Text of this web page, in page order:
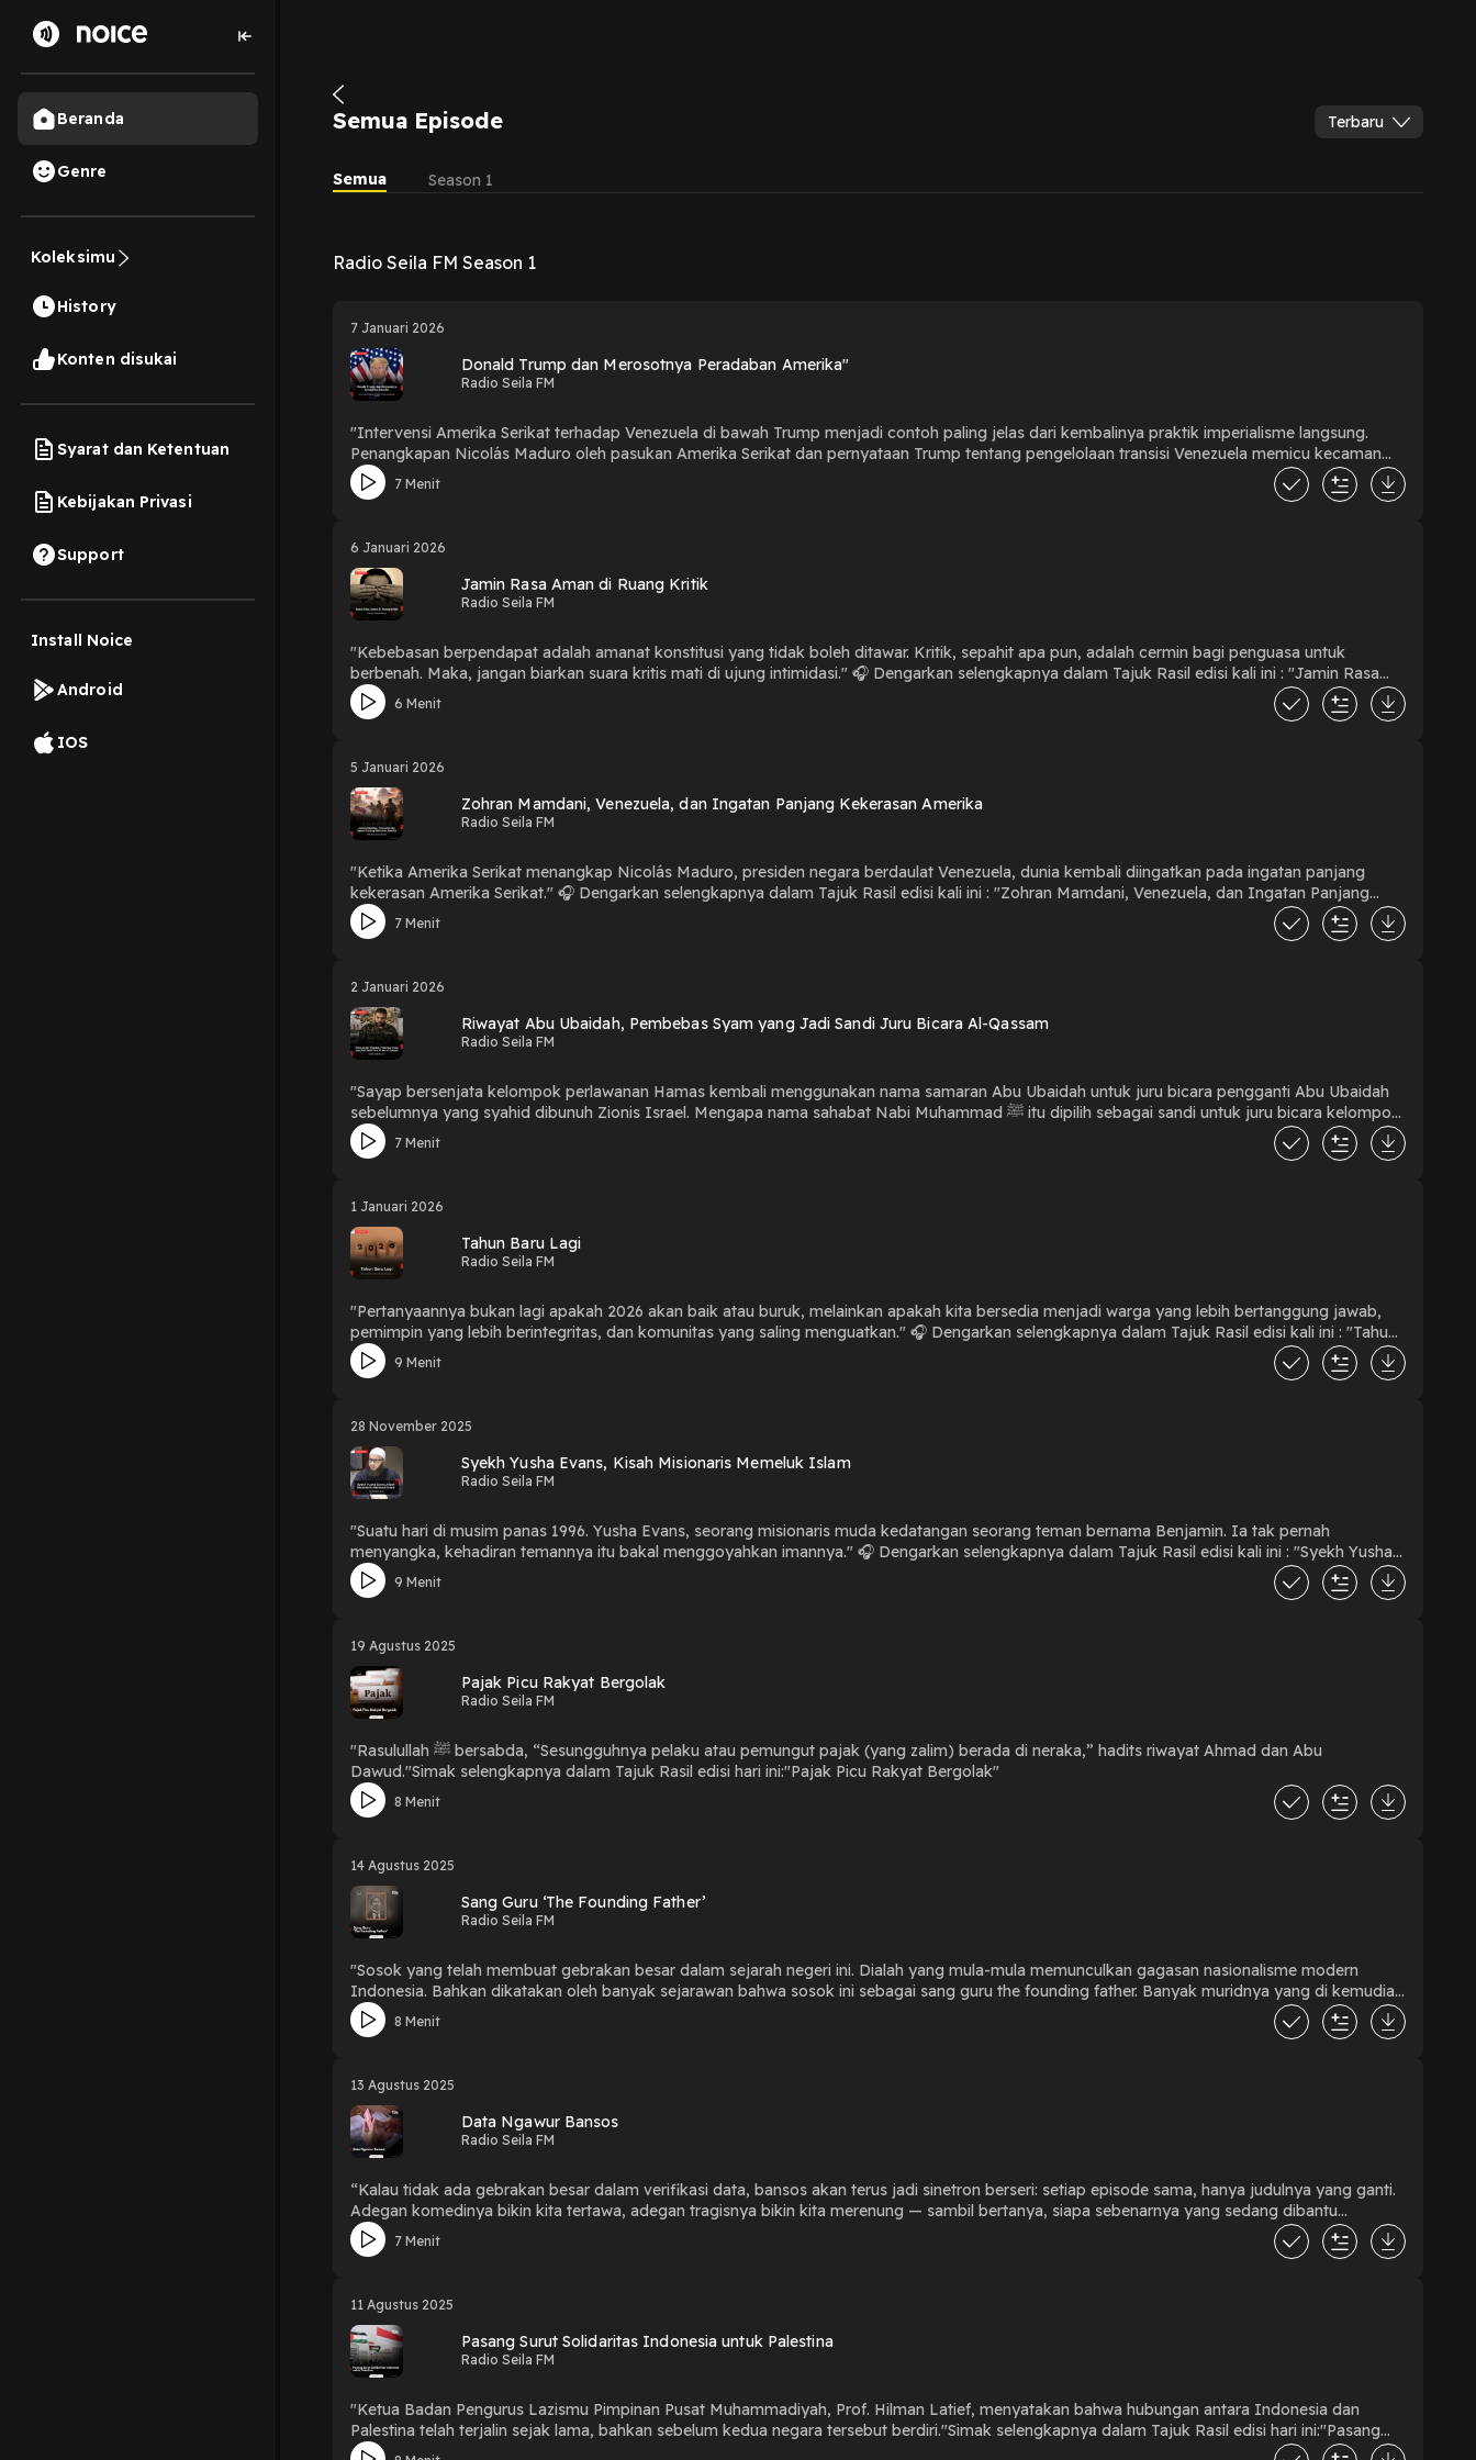
Beranda
Genre
Koleksimu
History
Konten disukai
Syarat dan Ketentuan
Kebijakan Privasi
Support
Install Noice
Android
IOS
Semua Episode Terbaru
Semua Season 1
Radio Seila FM Season 1
7 Januari 2026
Donald Trump dan Merosotnya Peradaban Amerika"
Radio Seila FM
"Intervensi Amerika Serikat terhadap Venezuela di bawah Trump menjadi contoh paling jelas dari kembalinya praktik imperialisme langsung.
Penangkapan Nicolás Maduro oleh pasukan Amerika Serikat dan pernyataan Trump tentang pengelolaan transisi Venezuela memicu kecaman
luas." 🎧 Dengarkan selengkapnya dalam Tajuk Rasil edisi kali ini : "Donald Trump dan Merosotnya Peradaban Amerika"
7 Menit
6 Januari 2026
Jamin Rasa Aman di Ruang Kritik
Radio Seila FM
"Kebebasan berpendapat adalah amanat konstitusi yang tidak boleh ditawar. Kritik, sepahit apa pun, adalah cermin bagi penguasa untuk
berbenah. Maka, jangan biarkan suara kritis mati di ujung intimidasi." 🎧 Dengarkan selengkapnya dalam Tajuk Rasil edisi kali ini : "Jamin Rasa
Aman di Ruang Kritik"
6 Menit
5 Januari 2026
Zohran Mamdani, Venezuela, dan Ingatan Panjang Kekerasan Amerika
Radio Seila FM
"Ketika Amerika Serikat menangkap Nicolás Maduro, presiden negara berdaulat Venezuela, dunia kembali diingatkan pada ingatan panjang
kekerasan Amerika Serikat." 🎧 Dengarkan selengkapnya dalam Tajuk Rasil edisi kali ini : "Zohran Mamdani, Venezuela, dan Ingatan Panjang
Kekerasan Amerika"
7 Menit
2 Januari 2026
Riwayat Abu Ubaidah, Pembebas Syam yang Jadi Sandi Juru Bicara Al-Qassam
Radio Seila FM
"Sayap bersenjata kelompok perlawanan Hamas kembali menggunakan nama samaran Abu Ubaidah untuk juru bicara pengganti Abu Ubaidah
sebelumnya yang syahid dibunuh Zionis Israel. Mengapa nama sahabat Nabi Muhammad ﷺ itu dipilih sebagai sandi untuk juru bicara kelompok
perlawanan Palestina?" 🎧 Dengarkan selengkapnya dalam Tajuk Rasil edisi kali ini : "Riwayat Abu Ubaidah, Pembebas Syam yang Jadi Sandi
Juru Bicara Al-Qassam"
7 Menit
1 Januari 2026
Tahun Baru Lagi
Radio Seila FM
"Pertanyaannya bukan lagi apakah 2026 akan baik atau buruk, melainkan apakah kita bersedia menjadi warga yang lebih bertanggung jawab,
pemimpin yang lebih berintegritas, dan komunitas yang saling menguatkan." 🎧 Dengarkan selengkapnya dalam Tajuk Rasil edisi kali ini : "Tahun
Baru Lagi" Oleh: Abdul Kohar, Dewan Redaksi Media Grup
9 Menit
28 November 2025
Syekh Yusha Evans, Kisah Misionaris Memeluk Islam
Radio Seila FM
"Suatu hari di musim panas 1996. Yusha Evans, seorang misionaris muda kedatangan seorang teman bernama Benjamin. Ia tak pernah
menyangka, kehadiran temannya itu bakal menggoyahkan imannya." 🎧 Dengarkan selengkapnya dalam Tajuk Rasil edisi kali ini : "Syekh Yusha
Evans, Kisah Misionaris Memeluk Islam"
9 Menit
19 Agustus 2025
Pajak Picu Rakyat Bergolak
Radio Seila FM
"Rasulullah ﷺ bersabda, “Sesungguhnya pelaku atau pemungut pajak (yang zalim) berada di neraka,” hadits riwayat Ahmad dan Abu
Dawud."Simak selengkapnya dalam Tajuk Rasil edisi hari ini:"Pajak Picu Rakyat Bergolak"
8 Menit
14 Agustus 2025
Sang Guru ‘The Founding Father’
Radio Seila FM
"Sosok yang telah membuat gebrakan besar dalam sejarah negeri ini. Dialah yang mula-mula memunculkan gagasan nasionalisme modern
Indonesia. Bahkan dikatakan oleh banyak sejarawan bahwa sosok ini sebagai sang guru the founding father. Banyak muridnya yang di kemudian
hari menjadi figur penting. Untuk menyebut dua contoh saja, yakni presiden pertama RI Ir Sukarno dan diplomat ulung, Haji Agus Salim."Simak
selengkapnya dalam Tajuk Rasil edisi hari ini:"Sang Guru ‘The Founding Father’"
8 Menit
13 Agustus 2025
Data Ngawur Bansos
Radio Seila FM
“Kalau tidak ada gebrakan besar dalam verifikasi data, bansos akan terus jadi sinetron berseri: setiap episode sama, hanya judulnya yang ganti.
Adegan komedinya bikin kita tertawa, adegan tragisnya bikin kita merenung — sambil bertanya, siapa sebenarnya yang sedang dibantu
negara?”Simak selengkapnya dalam Tajuk Rasil edisi hari ini:"Data Ngawur Bansos"
7 Menit
11 Agustus 2025
Pasang Surut Solidaritas Indonesia untuk Palestina
Radio Seila FM
"Ketua Badan Pengurus Lazismu Pimpinan Pusat Muhammadiyah, Prof. Hilman Latief, menyatakan bahwa hubungan antara Indonesia dan
Palestina telah terjalin sejak lama, bahkan sebelum kedua negara tersebut berdiri."Simak selengkapnya dalam Tajuk Rasil edisi hari ini:"Pasang
Surut Solidaritas Indonesia untuk Palestina"